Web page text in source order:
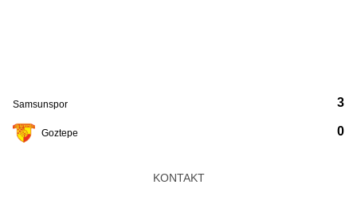
Samsunspor
Goztepe
3
0
KONTAKT